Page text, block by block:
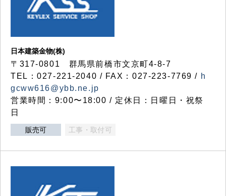
日本建築金物(株)
〒317‐0801 群馬県前橋市文京町4-8-7
TEL：027-221-2040 / FAX：027-223-7769 / h
gcww616@ybb.ne.jp
営業時間：9:00〜18:00 / 定休日：日曜日・祝祭
日
販売可 工事・取付可